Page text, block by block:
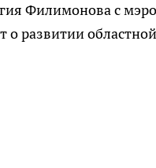
Филимонова с
о развитии